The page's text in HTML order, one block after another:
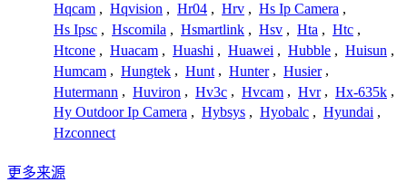
Hqcam , Hqvision , Hr04 , Hrv , Hs Ip Camera ,
Hs Ipsc , Hscomila , Hsmartlink , Hsv , Hta , Htc ,
Htcone , Huacam , Huashi , Huawei , Hubble , Huisun ,
Humcam , Hungtek , Hunt , Hunter , Husier ,
Hutermann , Huviron , Hv3c , Hvcam , Hvr , Hx-635k ,
Hy Outdoor Ip Camera , Hybsys , Hyobalc , Hyundai ,
Hzconnect
更多来源